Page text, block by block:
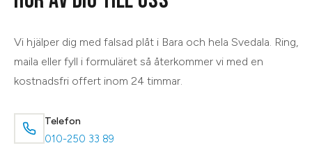
Vi hjälper dig med falsad plåt i Bara och hela Svedala. Ring,
maila eller fyll i formuläret så återkommer vi med en
kostnadsfri offert inom 24 timmar.
Telefon
010-250 33 89